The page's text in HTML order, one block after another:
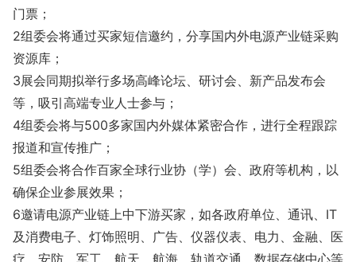
门票；
2组委会将通过买家短信邀约，分享国内外电源产业链采购
资源库；
3展会同期拟举行多场高峰论坛、研讨会、新产品发布会
等，吸引高端专业人士参与；
4组委会将与500多家国内外媒体紧密合作，进行全程跟踪
报道和宣传推广；
5组委会将合作百家全球行业协（学）会、政府等机构，以
确保企业参展效果；
6邀请电源产业链上中下游买家，如各政府单位、通讯、IT
及消费电子、灯饰照明、广告、仪器仪表、电力、金融、医
疗、安防、军工、航天、航海、轨道交通、数据存储中心等